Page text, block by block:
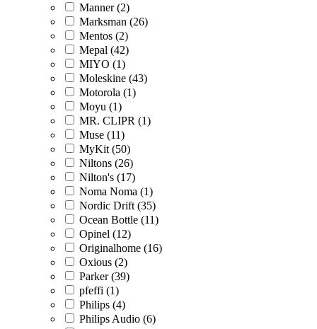
Manner (2)
Marksman (26)
Mentos (2)
Mepal (42)
MIYO (1)
Moleskine (43)
Motorola (1)
Moyu (1)
MR. CLIPR (1)
Muse (11)
MyKit (50)
Niltons (26)
Nilton's (17)
Noma Noma (1)
Nordic Drift (35)
Ocean Bottle (11)
Opinel (12)
Originalhome (16)
Oxious (2)
Parker (39)
pfeffi (1)
Philips (4)
Philips Audio (6)